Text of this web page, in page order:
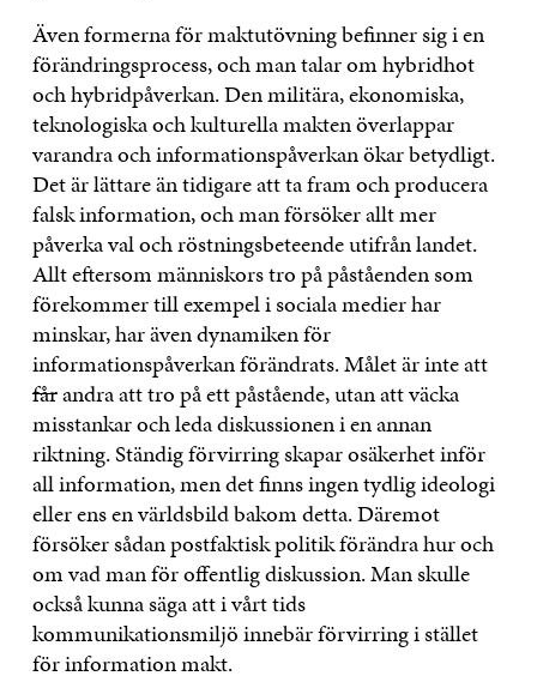
Även formerna för maktutövning befinner sig i en
förändringsprocess, och man talar om hybridhot
och hybridpåverkan. Den militära, ekonomiska,
teknologiska och kulturella makten överlappar
varandra och informationspåverkan ökar betydligt.
Det är lättare än tidigare att ta fram och producera
falsk information, och man försöker allt mer
påverka val och röstningsbeteende utifrån landet.
Allt eftersom människors tro på påståenden som
förekommer till exempel i sociala medier har
minskar, har även dynamiken för
informationspåverkan förändrats. Målet är inte att
fårandra att tro på ett påstående, utan att väcka
misstankar och leda diskussionen i en annan
riktning. Ständig förvirring skapar osäkerhet inför
all information, men det finns ingen tydlig ideologi
eller ens en världsbild bakom detta. Däremot
försöker sådan postfaktisk politik förändra hur och
om vad man för offentlig diskussion. Man skulle
också kunna säga att i vårt tids
kommunikationsmiljö innebär förvirring i stället
för information makt.